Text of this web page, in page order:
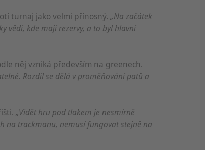
turnaj jako velmi přínosný. „Na začátek
vědí, kde mají rezervy, a to byl hlavní
něj vzniká především na greenech.
Rozdíl se dělá v proměňování patů a
„Vidět hru pod tlakem je nesmírně
na trackmanu, nemusí fungovat stejně na
zdrojů